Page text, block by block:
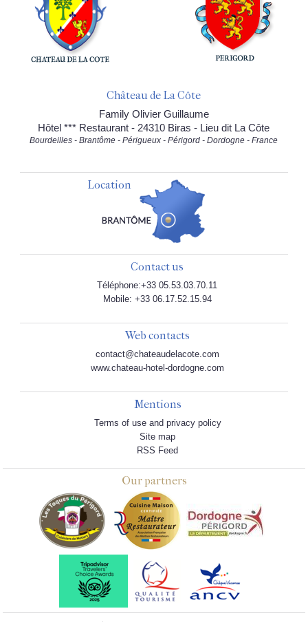
Château de La Côte
Family Olivier Guillaume
Hôtel *** Restaurant - 24310 Biras - Lieu dit La Côte
Bourdeilles - Brantôme - Périgueux - Périgord - Dordogne - France
Location
Contact us
Téléphone:+33 05.53.03.70.11
Mobile: +33 06.17.52.15.94
Web contacts
contact@chateaudelacote.com
www.chateau-hotel-dordogne.com
Mentions
Terms of use and privacy policy
Site map
RSS Feed
Our partners